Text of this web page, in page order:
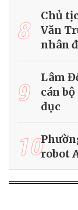
8
Chủ
Văn
nhân
9
Lâm
cán
dục
10robot